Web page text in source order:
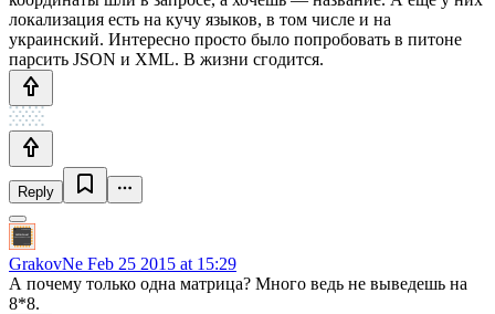
локализация есть на кучу языков, в том числе и на
украинский. Интересно просто было попробовать в питоне
парсить JSON и XML. В жизни сгодится.
Reply
GrakovNe Feb 25 2015 at 15:29
А почему только одна матрица? Много ведь не выведешь на
8*8.